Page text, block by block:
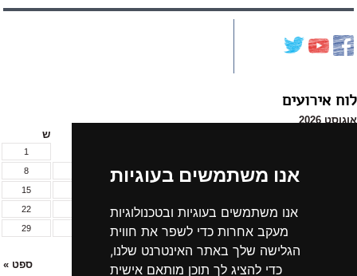
אנו משתמשים בעוגיות
אנו משתמשים בעוגיות ובטכנולוגיות
מעקב אחרות כדי לשפר את חווית
הגלישה שלך באתר האינטרנט שלנו,
כדי להציג לך תוכן מותאם אישית
לוח אירועים
אוגוסט 2026
ש
1
3
4
5
6
8
15
17
18
19
20
22
24
25
26
27
29
31
ספט »